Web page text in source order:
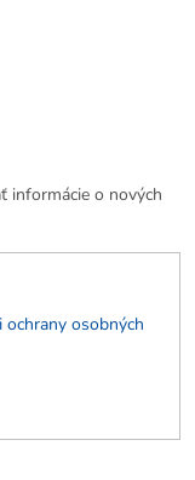
informácie o nových
ochrany osobných